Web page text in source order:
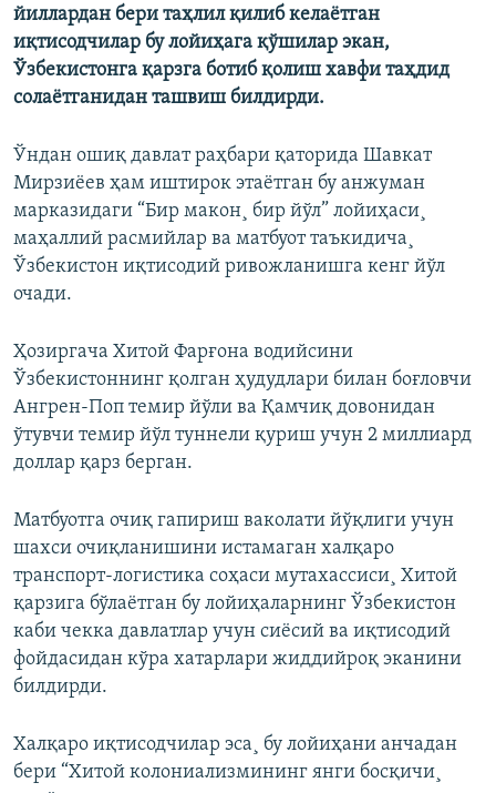
йиллардан бери таҳлил қилиб келаëтган
иқтисодчилар бу лойиҳага қўшилар экан,
Ўзбекистонга қарзга ботиб қолиш хавфи таҳдид
солаётганидан ташвиш билдирди.
Ўндан ошиқ давлат раҳбари қаторида Шавкат
Мирзиëев ҳам иштирок этаëтган бу анжуман
марказидаги “Бир макон¸ бир йўл” лойиҳаси¸
маҳаллий расмийлар ва матбуот таъкидича¸
Ўзбекистон иқтисодий ривожланишга кенг йўл
очади.
Ҳозиргача Хитой Фарғона водийсини
Ўзбекистоннинг қолган ҳудудлари билан боғловчи
Ангрен-Поп темир йўли ва Қамчиқ довонидан
ўтувчи темир йўл туннели қуриш учун 2 миллиард
доллар қарз берган.
Матбуотга очиқ гапириш ваколати йўқлиги учун
шахси очиқланишини истамаган халқаро
транспорт-логистика соҳаси мутахассиси¸ Хитой
қарзига бўлаëтган бу лойиҳаларнинг Ўзбекистон
каби чекка давлатлар учун сиëсий ва иқтисодий
фойдасидан кўра хатарлари жиддийроқ эканини
билдирди.
Халқаро иқтисодчилар эса¸ бу лойиҳани анчадан
бери “Хитой колониализмининг янги босқичи¸